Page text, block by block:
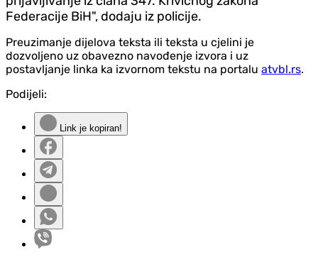
Federacije BiH", dodaju iz policije.
Preuzimanje dijelova teksta ili teksta u cjelini je
dozvoljeno uz obavezno navođenje izvora i uz
postavljanje linka ka izvornom tekstu na portalu atvbl.rs.
Podijeli:
Link je kopiran!